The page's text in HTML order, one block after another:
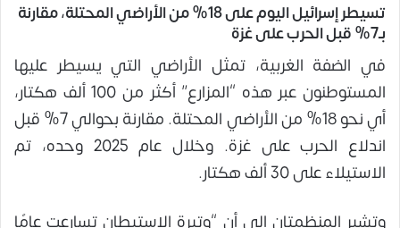
تسيطر إسرائيل اليوم على 18% من الأراضي المحتلة، مقارنة
بـ7% قبل الحرب على غزة
في الضفة الغربية، تمثل الأراضي التي يسيطر عليها
المستوطنون عبر هذه “المزارع” أكثر من 100 ألف هكتار،
أي نحو 18% من الأراضي المحتلة. مقارنة بحوالي 7% قبل
اندلاع الحرب على غزة. وخلال عام 2025 وحده، تم
الاستيلاء على 30 ألف هكتار.
وتشير المنظمتان إلى أن “وتيرة الاستيطان تسارعت عامًا